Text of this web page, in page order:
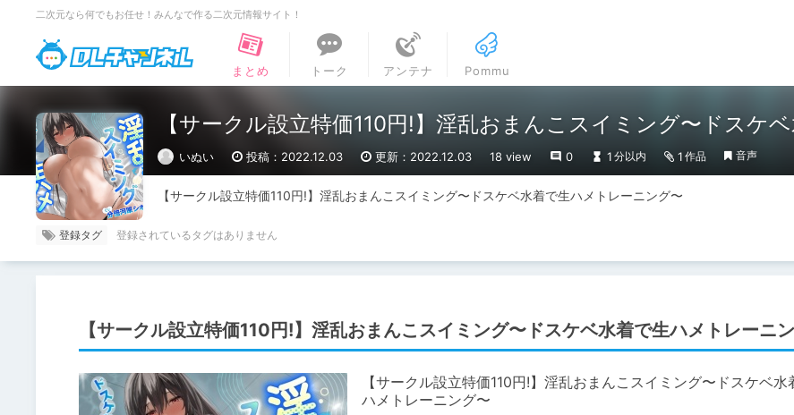
二次元なら何でもお任せ！みんなで作る二次元情報サイト！
DLチャンネル
まとめ
トーク アンテナ Pommu
【サークル設立特価110円!】淫乱おまんこスイミング〜ドスケ
いぬい 投稿：2022.12.03 更新：2022.12.03 18 view 0 1 分以内 1 作品 音声
【サークル設立特価110円!】淫乱おまんこスイミング〜ドスケベ水着で生ハメトレーニング〜
登録タグ
【サークル設立特価110円!】淫乱おまんこスイミング〜ドスケベ水着で生ハメトレーニ
【サークル設立特価110円!】淫乱おまんこスイミング〜ドスケベ水
ハメトレーニング〜